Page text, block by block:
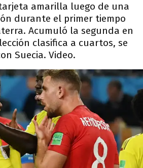
amarilla luego de una
durante el primer tiempo
Acumuló la segunda en
clasifica a cuartos, se
Suecia. Video.